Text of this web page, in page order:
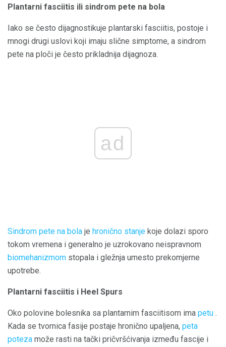
Plantarni fasciitis ili sindrom pete na bola
Iako se često dijagnostikuje plantarski fasciitis, postoje i
mnogi drugi uslovi koji imaju slične simptome, a sindrom
pete na ploči je često prikladnija dijagnoza.
ad
Sindrom pete na bola je hronično stanje koje dolazi sporo
tokom vremena i generalno je uzrokovano neispravnom
biomehanizmom stopala i gležnja umesto prekomjerne
upotrebe.
Plantarni fasciitis i Heel Spurs
Oko polovine bolesnika sa plantarnim fasciitisom ima petu .
Kada se tvornica fasije postaje hronično upaljena, peta
poteza može rasti na tački pričvršćivanja između fascije i